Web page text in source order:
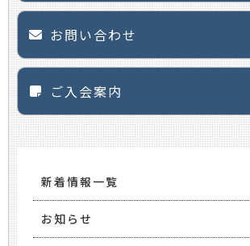
お問い合わせ
ご入会案内
新着情報一覧
お知らせ